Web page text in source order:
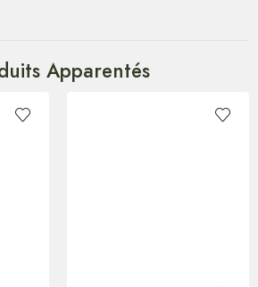
Apparentés